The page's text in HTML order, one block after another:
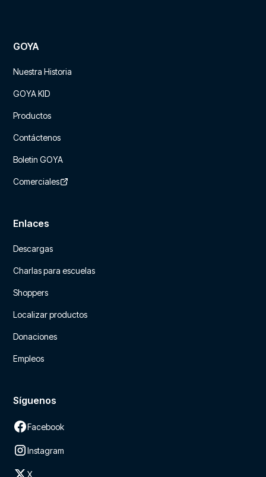
GOYA
Nuestra Historia
GOYA KID
Productos
Contáctenos
Boletin GOYA
Comerciales
Enlaces
Descargas
Charlas para escuelas
Shoppers
Localizar productos
Donaciones
Empleos
Síguenos
Facebook
Instagram
X